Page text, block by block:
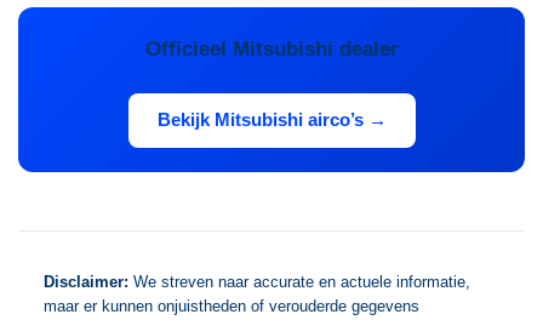
Officieel Mitsubishi dealer
Bekijk Mitsubishi airco’s →
Disclaimer: We streven naar accurate en actuele informatie,
maar er kunnen onjuistheden of verouderde gegevens